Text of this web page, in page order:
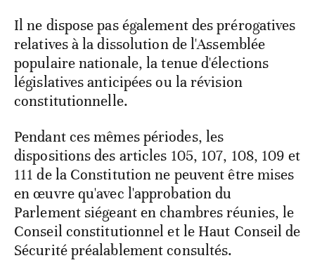
Il ne dispose pas également des prérogatives
relatives à la dissolution de l'Assemblée
populaire nationale, la tenue d'élections
législatives anticipées ou la révision
constitutionnelle.
Pendant ces mêmes périodes, les
dispositions des articles 105, 107, 108, 109 et
111 de la Constitution ne peuvent être mises
en œuvre qu'avec l'approbation du
Parlement siégeant en chambres réunies, le
Conseil constitutionnel et le Haut Conseil de
Sécurité préalablement consultés.